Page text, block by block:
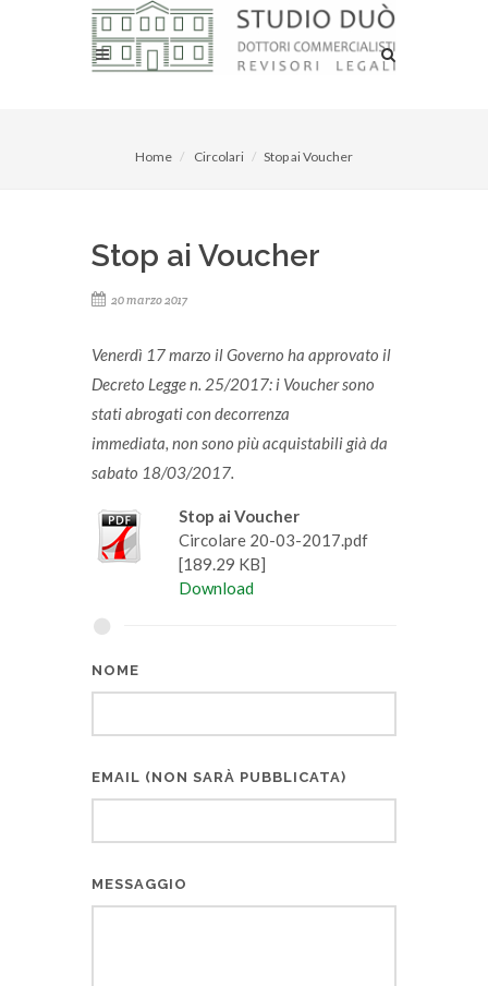
Home Circolari Stop ai Voucher
Stop ai Voucher
20 marzo 2017
Venerdì 17 marzo il Governo ha approvato il
Decreto Legge n. 25/2017: i Voucher sono
stati abrogati con decorrenza
immediata, non sono più acquistabili già da
sabato 18/03/2017.
Stop ai Voucher
Circolare 20-03-2017.pdf
[189.29 KB]
Download
NOME
EMAIL (NON SARÀ PUBBLICATA)
MESSAGGIO